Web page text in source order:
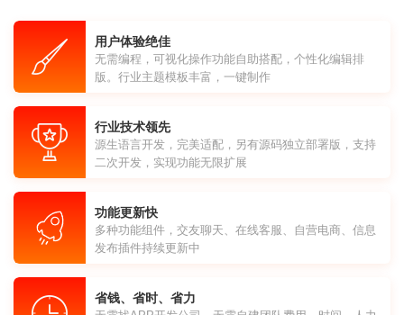
用户体验绝佳
无需编程，可视化操作功能自助搭配，个性化编辑排
版。行业主题模板丰富，一键制作
行业技术领先
源生语言开发，完美适配，另有源码独立部署版，支持
二次开发，实现功能无限扩展
功能更新快
多种功能组件，交友聊天、在线客服、自营电商、信息
发布插件持续更新中
省钱、省时、省力